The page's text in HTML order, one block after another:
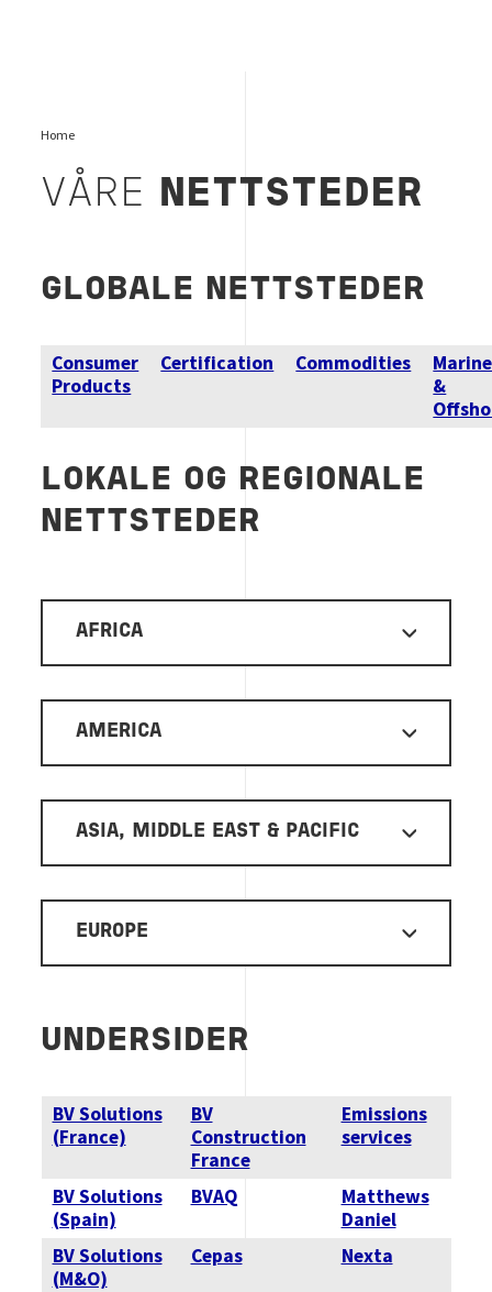
Home
VÅRE NETTSTEDER
GLOBALE NETTSTEDER
Consumer
Products
Certification Commodities
Marine
&
LOKALE OG REGIONALE
NETTSTEDER
AFRICA
AMERICA
ASIA, MIDDLE EAST & PACIFIC
EUROPE
UNDERSIDER
BV Solutions
(France)
BV
Construction
France
Emissions
services
BV Solutions
(Spain)
BVAQ
Matthews
Daniel
BV Solutions
(M&O)
Cepas Nexta